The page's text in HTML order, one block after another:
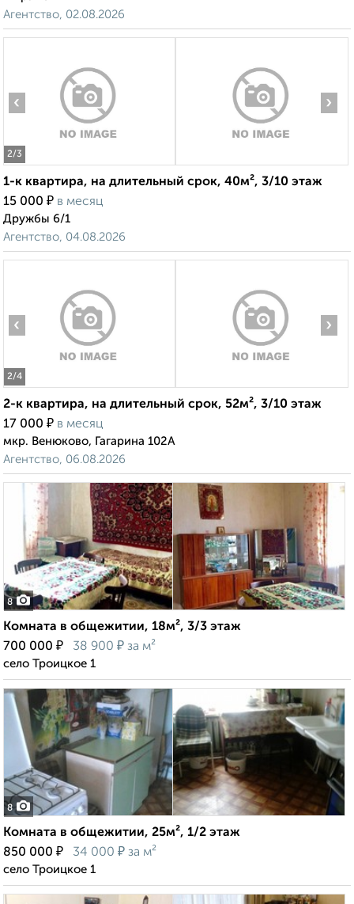
Агентство, 02.08.2026
2/3
‹ ›
1-к квартира, на длительный срок, 40м², 3/10 этаж
15 000 ₽ в месяц
Дружбы 6/1
Агентство, 04.08.2026
2/4
‹ ›
2-к квартира, на длительный срок, 52м², 3/10 этаж
17 000 ₽ в месяц
мкр. Венюково, Гагарина 102А
Агентство, 06.08.2026
8
Комната в общежитии, 18м², 3/3 этаж
700 000 ₽ 38 900 ₽ за м²
село Троицкое 1
8
Комната в общежитии, 25м², 1/2 этаж
850 000 ₽ 34 000 ₽ за м²
село Троицкое 1